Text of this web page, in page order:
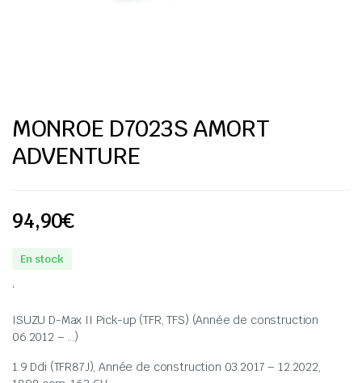
MONROE D7023S AMORT
ADVENTURE
94,90€
En stock
‘
ISUZU D-Max II Pick-up (TFR, TFS) (Année de construction
06.2012 – …)
1.9 Ddi (TFR87J), Année de construction 03.2017 – 12.2022,